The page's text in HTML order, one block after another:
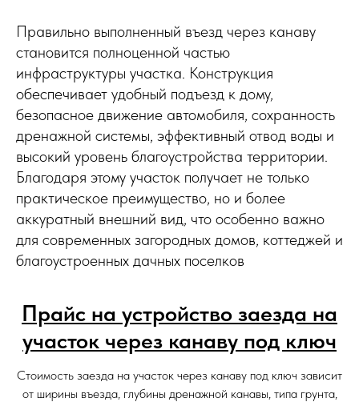
Правильно выполненный въезд через канаву
становится полноценной частью
инфраструктуры участка. Конструкция
обеспечивает удобный подъезд к дому,
безопасное движение автомобиля, сохранность
дренажной системы, эффективный отвод воды и
высокий уровень благоустройства территории.
Благодаря этому участок получает не только
практическое преимущество, но и более
аккуратный внешний вид, что особенно важно
для современных загородных домов, коттеджей и
благоустроенных дачных поселков
Прайс на устройство заезда на
участок через канаву под ключ
Стоимость заезда на участок через канаву под ключ зависит
от ширины въезда, глубины дренажной канавы, типа грунта,